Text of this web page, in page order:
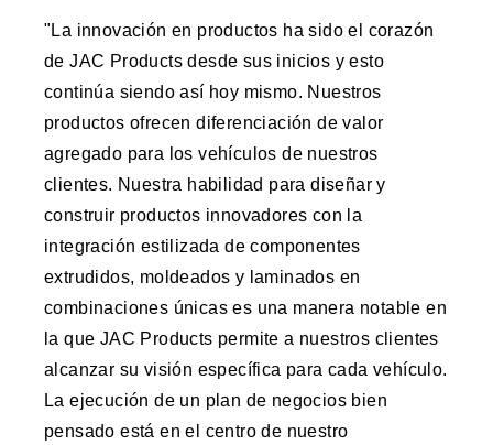
"La innovación en productos ha sido el corazón
de JAC Products desde sus inicios y esto
continúa siendo así hoy mismo. Nuestros
productos ofrecen diferenciación de valor
agregado para los vehículos de nuestros
clientes. Nuestra habilidad para diseñar y
construir productos innovadores con la
integración estilizada de componentes
extrudidos, moldeados y laminados en
combinaciones únicas es una manera notable en
la que JAC Products permite a nuestros clientes
alcanzar su visión específica para cada vehículo.
La ejecución de un plan de negocios bien
pensado está en el centro de nuestro